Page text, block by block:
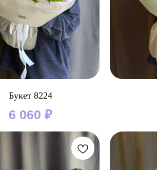
Букет 8224
6 060 ₽